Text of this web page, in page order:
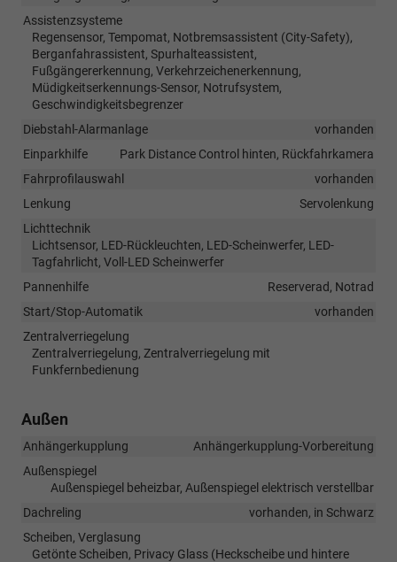
Assistenzsysteme
Regensensor, Tempomat, Notbremsassistent (City-Safety),
Berganfahrassistent, Spurhalteassistent,
Fußgängererkennung, Verkehrzeichenerkennung,
Müdigkeitserkennungs-Sensor, Notrufsystem,
Geschwindigkeitsbegrenzer
Diebstahl-Alarmanlage
vorhanden
Einparkhilfe
Park Distance Control hinten, Rückfahrkamera
Fahrprofilauswahl
vorhanden
Lenkung
Servolenkung
Lichttechnik
Lichtsensor, LED-Rückleuchten, LED-Scheinwerfer, LED-
Tagfahrlicht, Voll-LED Scheinwerfer
Pannenhilfe
Reserverad, Notrad
Start/Stop-Automatik
vorhanden
Zentralverriegelung
Zentralverriegelung, Zentralverriegelung mit
Funkfernbedienung
Außen
Anhängerkupplung
Anhängerkupplung-Vorbereitung
Außenspiegel
Außenspiegel beheizbar, Außenspiegel elektrisch verstellbar
Dachreling
vorhanden, in Schwarz
Scheiben, Verglasung
Getönte Scheiben, Privacy Glass (Heckscheibe und hintere